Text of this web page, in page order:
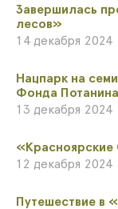
Завершилась
лесов»
14 декабря 2024
​Нацпарк на
Фонда Потанина
13 декабря 2024
12 декабря 2024
Путешествие в